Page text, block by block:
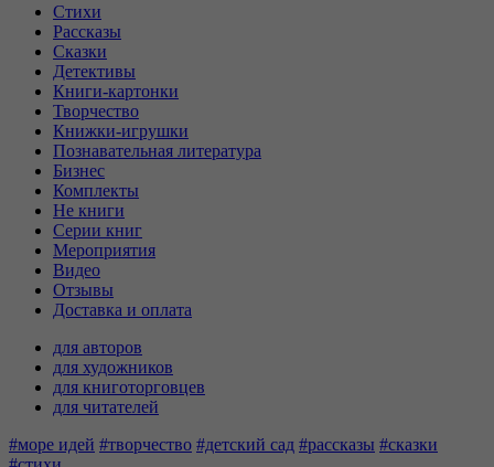
Стихи
Рассказы
Сказки
Детективы
Книги-картонки
Творчество
Книжки-игрушки
Познавательная литература
Бизнес
Комплекты
Не книги
Серии книг
Мероприятия
Видео
Отзывы
Доставка и оплата
для авторов
для художников
для книготорговцев
для читателей
#море идей #творчество #детский сад #рассказы #сказки